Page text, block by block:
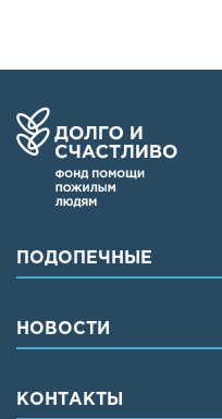
ПОДОПЕЧНЫЕ
НОВОСТИ
КОНТАКТЫ